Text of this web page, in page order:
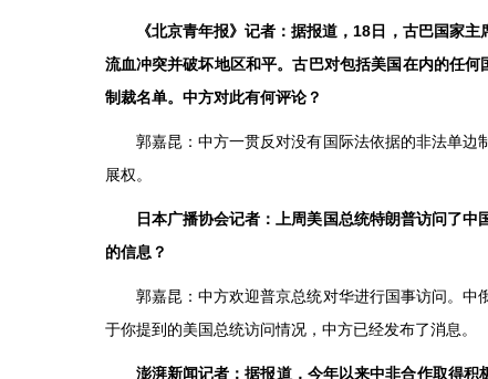
《北京青年报》记者：据报道，18日，古巴国家
流血冲突并破坏地区和平。古巴对包括美国在内的任
制裁名单。中方对此有何评论？
郭嘉昆：中方一贯反对没有国际法依据的非法单
展权。
日本广播协会记者：上周美国总统特朗普访问了
的信息？
郭嘉昆：中方欢迎普京总统对华进行国事访问。
于你提到的美国总统访问情况，中方已经发布了消息。
澎湃新闻记者：据报道，今年以来中非合作取得